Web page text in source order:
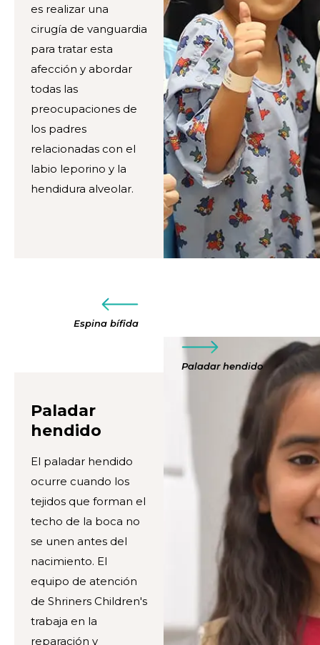
es realizar una
cirugía de vanguardia
para tratar esta
afección y abordar
todas las
preocupaciones de
los padres
relacionadas con el
labio leporino y la
hendidura alveolar.
Espina bífida
Paladar hendido
Paladar
hendido
El paladar hendido
ocurre cuando los
tejidos que forman el
techo de la boca no
se unen antes del
nacimiento. El
equipo de atención
de Shriners Children's
trabaja en la
reparación y